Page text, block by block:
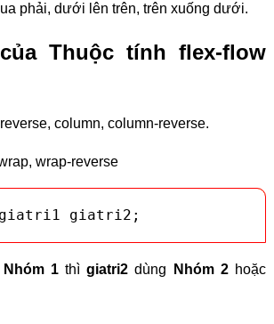
phải, dưới lên trên, trên xuống dưới.
Thuộc tính flex-flow
column, column-reverse.
wrap-reverse
giatri2;
Nhóm 1thìgiatri2 dùng Nhóm 2hoặc